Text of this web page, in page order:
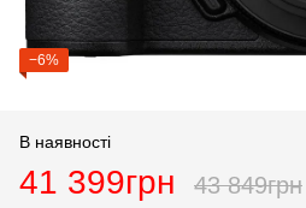
−6%
В наявності
41 399грн 43 849грн